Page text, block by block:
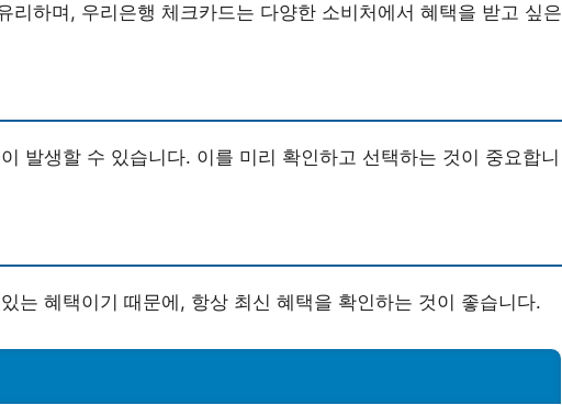
리하며, 우리은행 체크카드는 다양한 소비처에서 혜택을 받고 싶은
발생할 수 있습니다. 이를 미리 확인하고 선택하는 것이 중요합니
는 혜택이기 때문에, 항상 최신 혜택을 확인하는 것이 좋습니다.